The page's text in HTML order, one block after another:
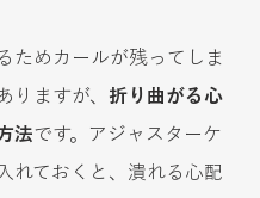
ためカールが残ってしま
りますが、 折り曲がる心
法です。アジャスターケ
れておくと、潰れる心配